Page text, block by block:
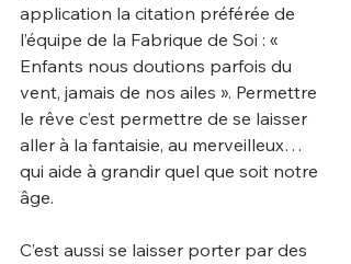
application la citation préférée de
l’équipe de la Fabrique de Soi : «
Enfants nous doutions parfois du
vent, jamais de nos ailes ». Permettre
le rêve c’est permettre de se laisser
aller à la fantaisie, au merveilleux…
qui aide à grandir quel que soit notre
âge.
C’est aussi se laisser porter par des